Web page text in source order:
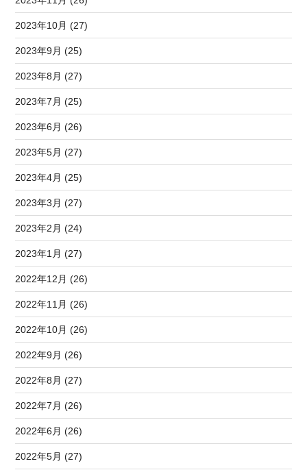
2023年10月 (27)
2023年9月 (25)
2023年8月 (27)
2023年7月 (25)
2023年6月 (26)
2023年5月 (27)
2023年4月 (25)
2023年3月 (27)
2023年2月 (24)
2023年1月 (27)
2022年12月 (26)
2022年11月 (26)
2022年10月 (26)
2022年9月 (26)
2022年8月 (27)
2022年7月 (26)
2022年6月 (26)
2022年5月 (27)